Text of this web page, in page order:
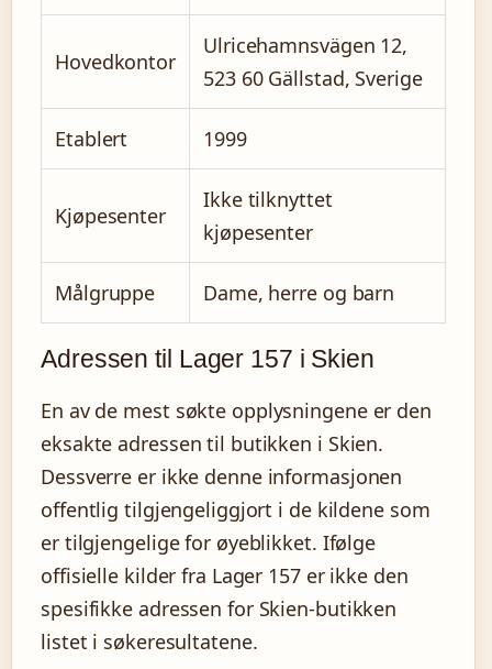
Hovedkontor
Ulricehamnsvägen 12,
523 60 Gällstad, Sverige
Etablert 1999
Kjøpesenter
Ikke tilknyttet
kjøpesenter
Målgruppe Dame, herre og barn
Adressen til Lager 157 i Skien
En av de mest søkte opplysningene er den
eksakte adressen til butikken i Skien.
Dessverre er ikke denne informasjonen
offentlig tilgjengeliggjort i de kildene som
er tilgjengelige for øyeblikket. Ifølge
offisielle kilder fra Lager 157 er ikke den
spesifikke adressen for Skien-butikken
listet i søkeresultatene.